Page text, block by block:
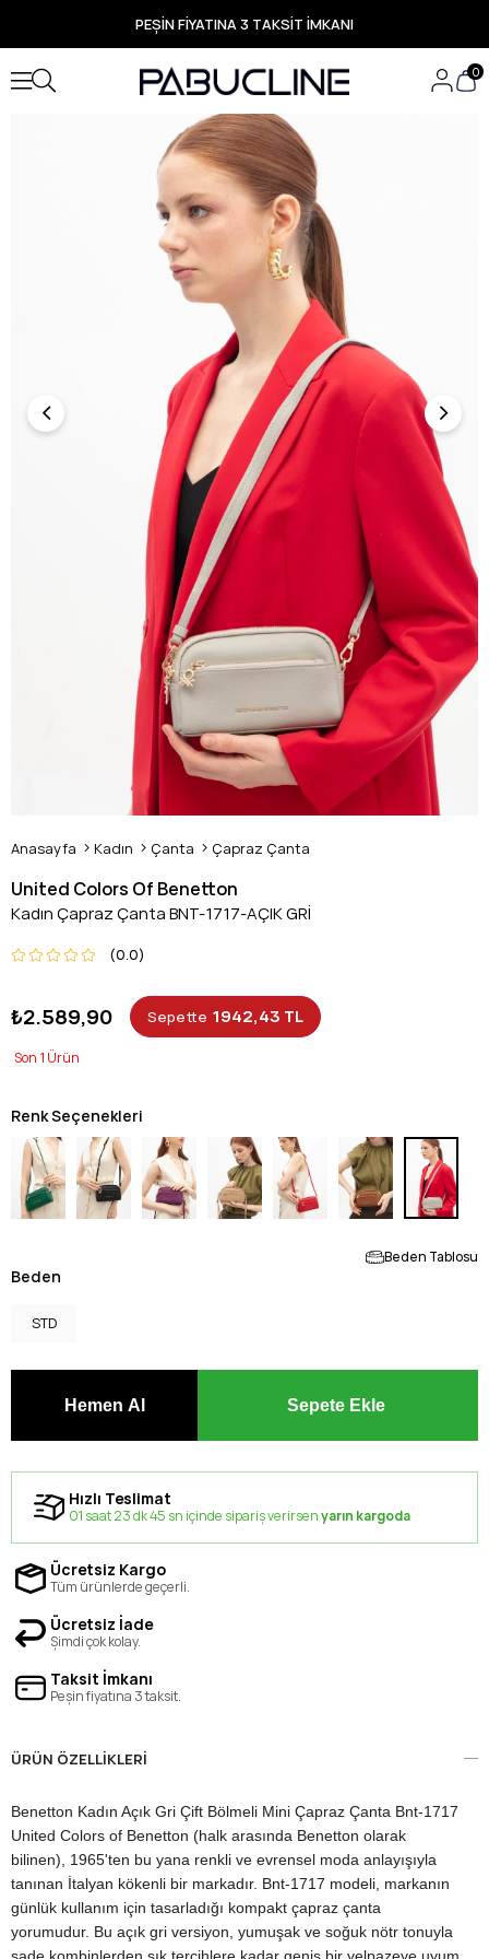
PEŞİN FİYATINA 3 TAKSİT İMKANI
TÜM ÜRÜNLERDE ÜCRETSİZ KARGO
Yeni Sezon Ürünlerde Özel Fırsatlar
Seçili Ürünlerde Hızlı Teslimat
0
Anasayfa Kadın Çanta Çapraz Çanta
United Colors Of Benetton
Kadın Çapraz Çanta BNT-1717-AÇIK GRİ
0.0
₺2.589,90 Sepette 1942,43 TL
1
Renk Seçenekleri
Beden Tablosu
Beden
STD
Hızlı Teslimat
01 saat 23 dk 45 sn içinde sipariş verirsenyarın kargoda
Ücretsiz Kargo
Tüm ürünlerde geçerli.
Ücretsiz İade
Şimdi çok kolay.
Taksit İmkanı
Peşin fiyatına 3 taksit.
ÜRÜN ÖZELLIKLERI
Benetton Kadın Açık Gri Çift Bölmeli Mini Çapraz Çanta Bnt-1717
United Colors of Benetton (halk arasında Benetton olarak
bilinen), 1965'ten bu yana renkli ve evrensel moda anlayışıyla
tanınan İtalyan kökenli bir markadır. Bnt-1717 modeli, markanın
günlük kullanım için tasarladığı kompakt çapraz çanta
yorumudur. Bu açık gri versiyon, yumuşak ve soğuk nötr tonuyla